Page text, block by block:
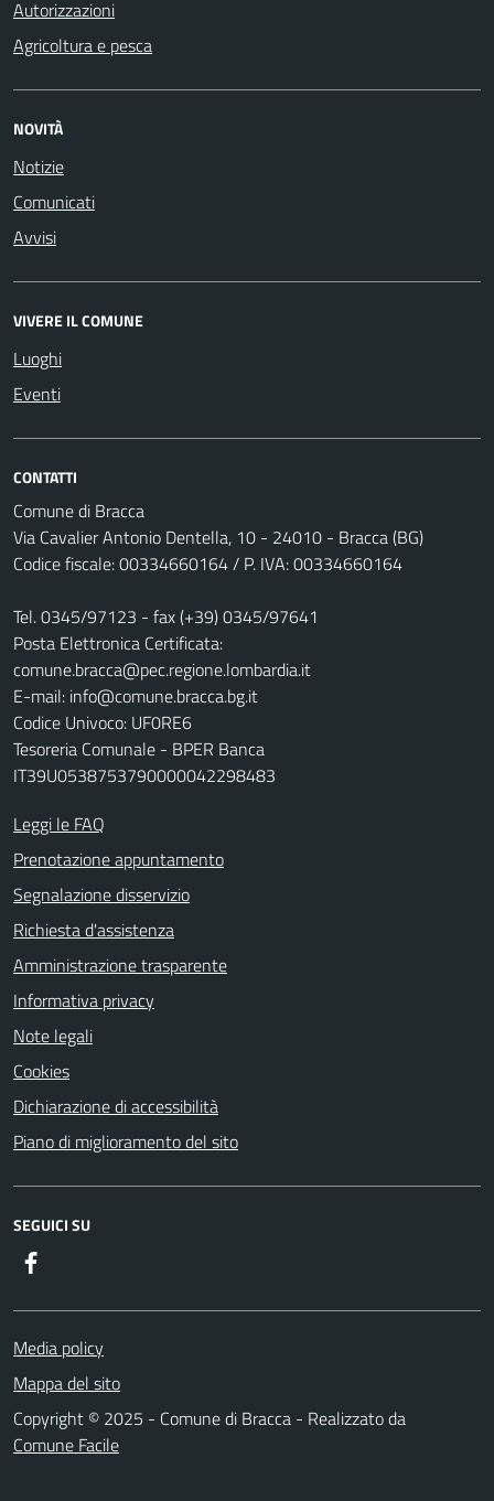
Autorizzazioni
Agricoltura e pesca
NOVITÀ
Notizie
Comunicati
Avvisi
VIVERE IL COMUNE
Luoghi
Eventi
CONTATTI
Comune di Bracca
Via Cavalier Antonio Dentella, 10 - 24010 - Bracca (BG)
Codice fiscale: 00334660164 / P. IVA: 00334660164
Tel. 0345/97123 - fax (+39) 0345/97641
Posta Elettronica Certificata:
comune.bracca@pec.regione.lombardia.it
E-mail: info@comune.bracca.bg.it
Codice Univoco: UF0RE6
Tesoreria Comunale - BPER Banca
IT39U0538753790000042298483
Leggi le FAQ
Prenotazione appuntamento
Segnalazione disservizio
Richiesta d'assistenza
Amministrazione trasparente
Informativa privacy
Note legali
Cookies
Dichiarazione di accessibilità
Piano di miglioramento del sito
SEGUICI SU
Media policy
Mappa del sito
Copyright © 2025 - Comune di Bracca - Realizzato da
Comune Facile